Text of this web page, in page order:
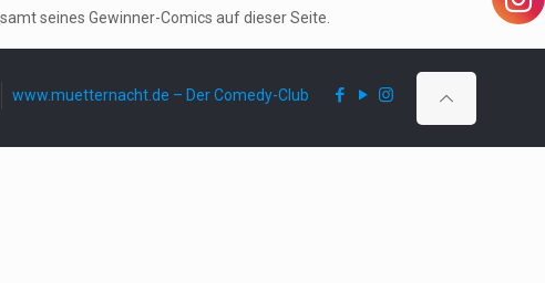
seines Gewinner-Comics auf dieser Seite.
www.muetternacht.de – Der Comedy-Club